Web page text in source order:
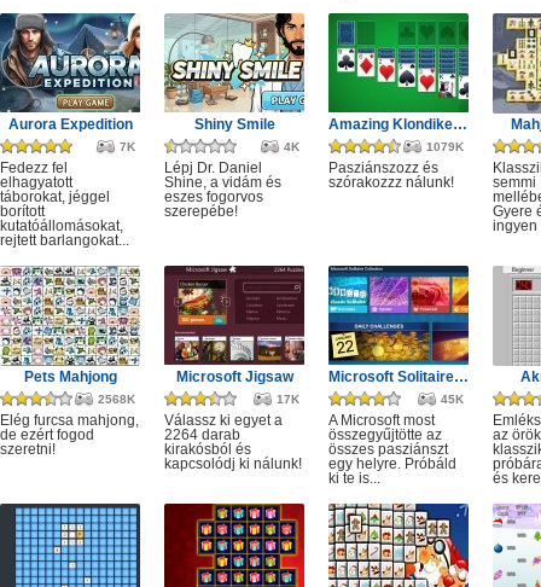
Aurora Expedition
7K
Fedezz fel
elhagyatott
táborokat, jéggel
borított
kutatóállomásokat,
rejtett barlangokat...
Shiny Smile
4K
Lépj Dr. Daniel
Shine, a vidám és
eszes fogorvos
szerepébe!
Amazing Klondike Solitaire
1079K
Pasziánszozz és
szórakozzz nálunk!
semmi
Gyere
ingyen
Pets Mahjong
2568K
Elég furcsa mahjong,
de ezért fogod
szeretni!
Microsoft Jigsaw
17K
Válassz ki egyet a
2264 darab
kirakósból és
kapcsolódj ki nálunk!
Microsoft Solitaire Collection
45K
A Microsoft most
összegyűjtötte az
összes pasziánszt
egy helyre. Próbáld
ki te is...
az örök
és